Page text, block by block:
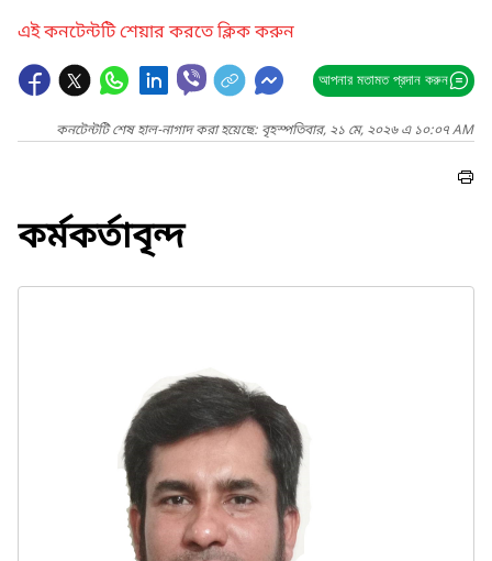
এই কনটেন্টটি শেয়ার করতে ক্লিক করুন
আপনার মতামত প্রদান করুন
কনটেন্টটি শেষ হাল-নাগাদ করা হয়েছে: বৃহস্পতিবার, ২১ মে, ২০২৬ এ ১০:০৭ AM
কর্মকর্তাবৃন্দ